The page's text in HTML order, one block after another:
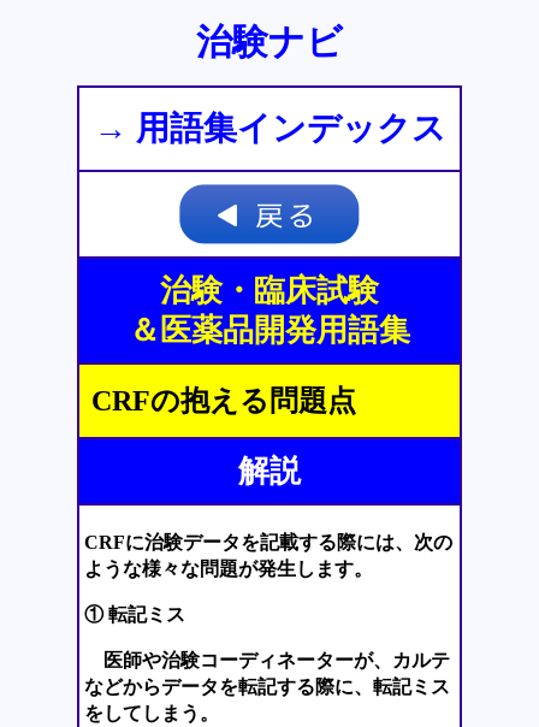
治験ナビ
→ 用語集インデックス
治験・臨床試験
＆医薬品開発用語集
CRFの抱える問題点
解説
CRFに治験データを記載する際には、次の
ような様々な問題が発生します。
① 転記ミス
医師や治験コーディネーターが、カルテ
などからデータを転記する際に、転記ミス
をしてしまう。